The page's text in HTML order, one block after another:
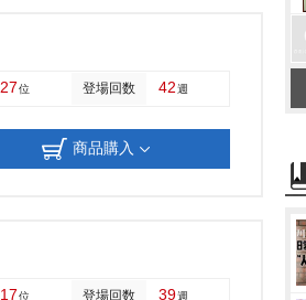
e
27位 登場回数 42週
商品購入
17位 登場回数 39週